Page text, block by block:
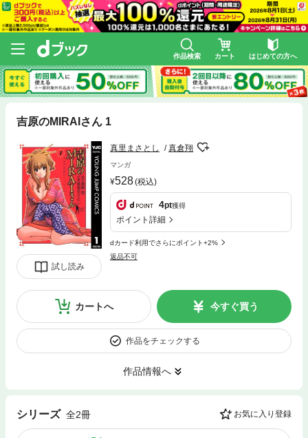
作品検索 カート はじめての方へ
吉原のMIRAIさん 1
試し読み
真里まさとし 真倉翔
マンガ
528(税込)
4pt獲得
ポイント詳細
dカード利用でさらにポイント+2%
返品不可
カートへ 今すぐ買う
作品をチェックする
作品情報へ
シリーズ 全2冊 お気に入り登録